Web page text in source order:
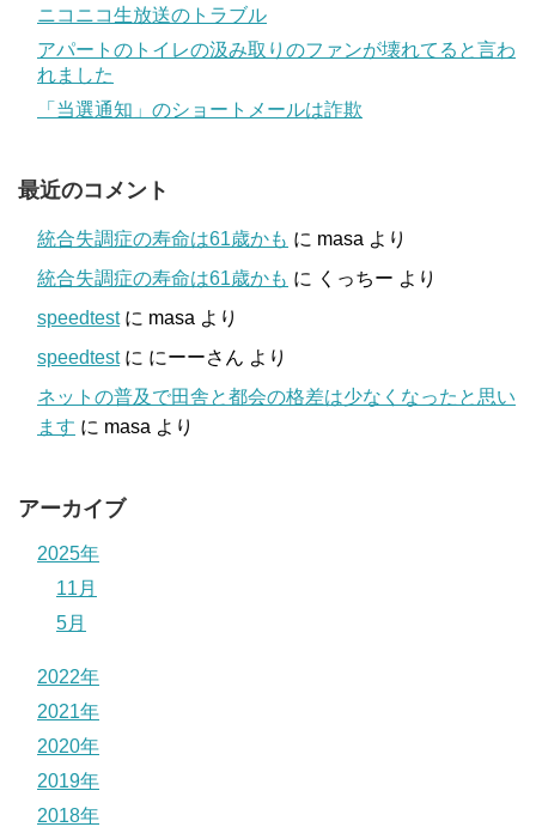
ニコニコ生放送のトラブル
アパートのトイレの汲み取りのファンが壊れてると言わ
れました
「当選通知」のショートメールは詐欺
最近のコメント
統合失調症の寿命は61歳かも に masa より
統合失調症の寿命は61歳かも に くっちー より
speedtestに masa より
speedtestに にーーさん より
ネットの普及で田舎と都会の格差は少なくなったと思い
ます に masa より
アーカイブ
2025年
11月
5月
2022年
2021年
2020年
2019年
2018年